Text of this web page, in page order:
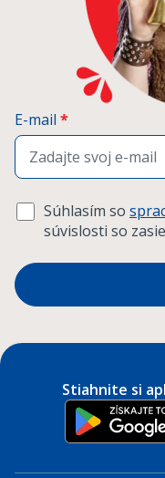
E-mail *
Súhlasím so
súvislosti so
Stiahnite si